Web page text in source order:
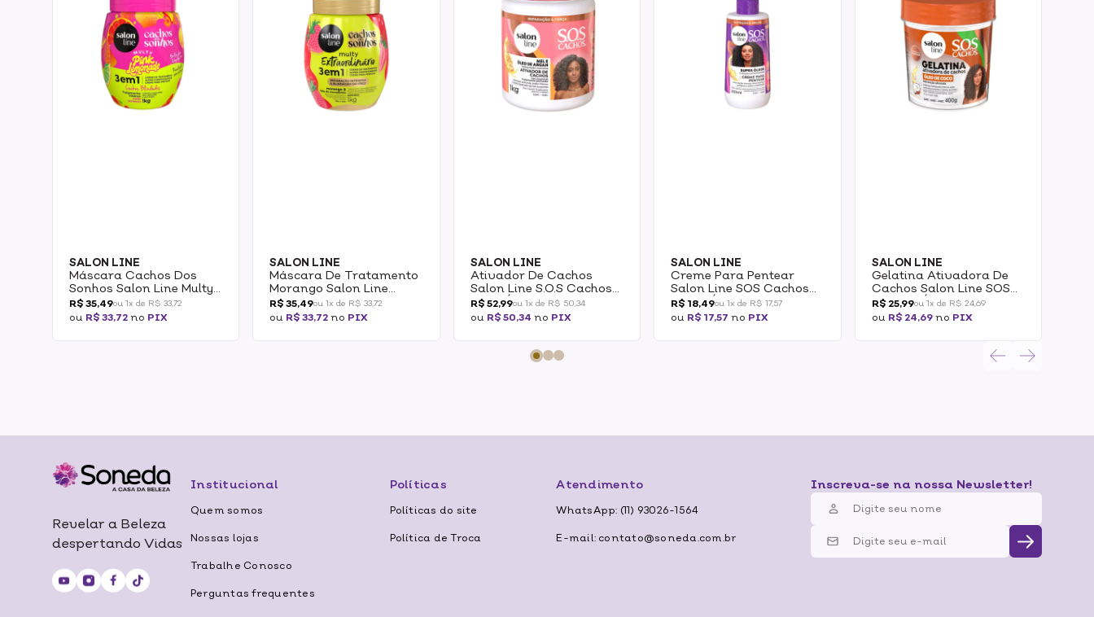
SALON LINE
Máscara Cachos Dos
Sonhos Salon Line Multy
Pink Lemonade 3 Em 1
Cachos Blindados 1kg
R$ 35,49ou 1x de R$ 33,72
ou R$ 33,72 no PIX
SALON LINE
Máscara De Tratamento
Morango Salon Line
Morango 3 Em 1 Cachos
Dos Sonhos Multy
R$ 35,49ou 1x de R$ 33,72
ou R$ 33,72 no PIX
SALON LINE
Ativador De Cachos
Salon Line S.O.S Cachos
Mel E Óleo De Argan 1k
R$ 52,99ou 1x de R$ 50,34
ou R$ 50,34 no PIX
SALON LINE
Creme Para Pentear
Salon Line SOS Cachos
Super Óleos Salon Line
300g
R$ 18,49ou 1x de R$ 17,57
ou R$ 17,57 no PIX
SALON LINE
Gelatina Ativadora De
Cachos Salon Line SOS
Cachos Óleo De Coco
400g
R$ 25,99ou 1x de R$ 24,69
ou R$ 24,69no PIX
Revelar a Beleza
despertando Vidas
Institucional
Quem somos
Nossas lojas
Trabalhe Conosco
Perguntas frequentes
Políticas
Políticas do site
Política de Troca
Atendimento
WhatsApp: (11) 93026-1564
E-mail: contato@soneda.com.br
Inscreva-se na nossa Newsletter!